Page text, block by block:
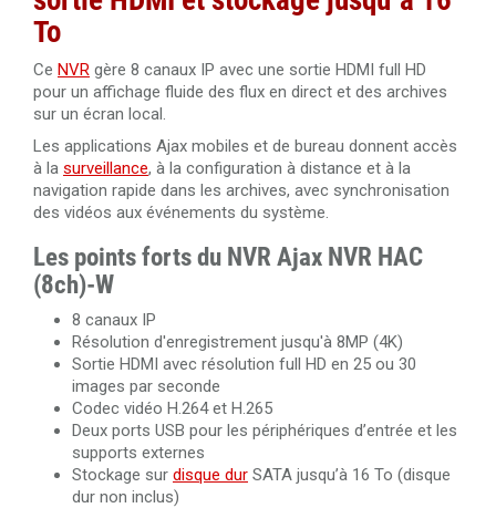
Disque dur 12 To spécial vidéosurveillance Western
Câble RJ45 Cat.6 UTP extérieur 305 mètres 100% cuivre
Dahua PFM920-6U
Câble HDMI 1.4 amplifié 40 mètres Ultra HD 4K
Câble HDMI 2.0 de 50 mètres en fibre optique 4K Ultra
HD 3840x2160@60Hz
Câble HDMI 2.0 de 100 mètres en fibre optique 4K Ultra
HD 3840x2160@60Hz
Câble HDMI 2.0 amplifié 20 mètres Ultra HD 4K
To
Ce NVR gère 8 canaux IP avec une sortie HDMI full HD
pour un affichage fluide des flux en direct et des archives
sur un écran local.
Les applications Ajax mobiles et de bureau donnent accès
à la surveillance, à la configuration à distance et à la
navigation rapide dans les archives, avec synchronisation
des vidéos aux événements du système.
Les points forts du NVR Ajax NVR HAC
(8ch)-W
8 canaux IP
Résolution d'enregistrement jusqu'à 8MP (4K)
Sortie HDMI avec résolution full HD en 25 ou 30
images par seconde
Codec vidéo H.264 et H.265
Deux ports USB pour les périphériques d’entrée et les
supports externes
Stockage sur disque dur SATA jusqu’à 16 To (disque
dur non inclus)